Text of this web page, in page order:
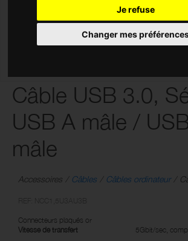
Je refuse
Changer mes
Câble USB 3.0,
USB A mâle /
mâle
Accessoires Câbles Câbles ordinateur
Connecteurs plaqués or
Vitesse de transfert
5Gbit/sec,